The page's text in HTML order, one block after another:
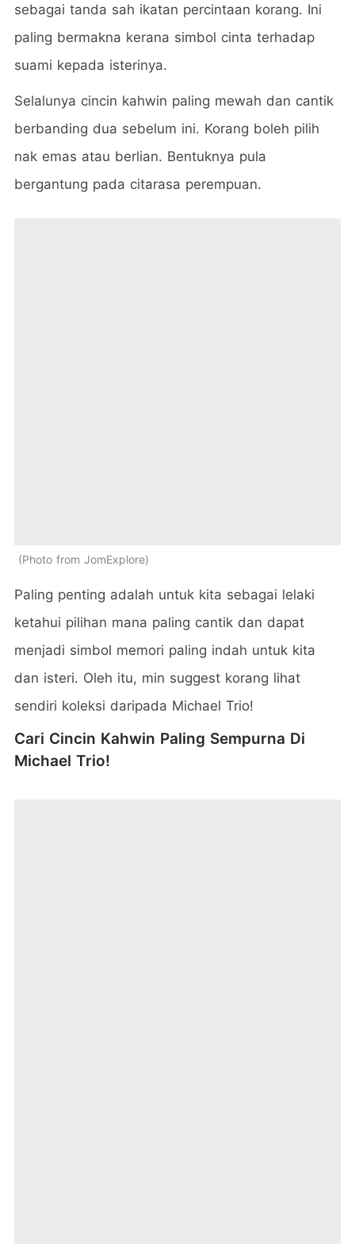
sebagai tanda sah ikatan percintaan korang. Ini
paling bermakna kerana simbol cinta terhadap
suami kepada isterinya.
Selalunya cincin kahwin paling mewah dan cantik
berbanding dua sebelum ini. Korang boleh pilih
nak emas atau berlian. Bentuknya pula
bergantung pada citarasa perempuan.
Photo from JomExplore
Paling penting adalah untuk kita sebagai lelaki
ketahui pilihan mana paling cantik dan dapat
menjadi simbol memori paling indah untuk kita
dan isteri. Oleh itu, min suggest korang lihat
sendiri koleksi daripada Michael Trio!
Cari Cincin Kahwin Paling Sempurna Di
Michael Trio!